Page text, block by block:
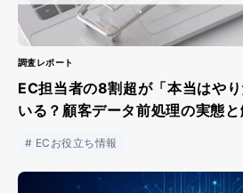
調査レポート
EC担当者の8割超が「本当はや
いる？顧客データ前処理の実態
ECお役立ち情報